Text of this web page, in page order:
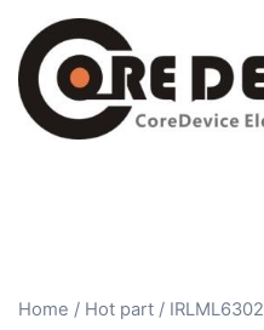
Home / Hot part / IRLML6302